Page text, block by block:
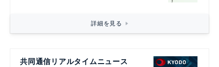
詳細を見る
共同通信リアルタイムニュース